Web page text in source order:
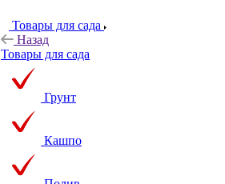
Товары для сада
Назад
Товары для сада
Грунт
Кашпо